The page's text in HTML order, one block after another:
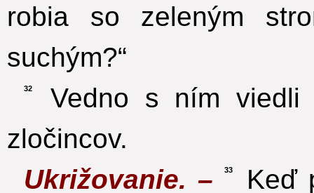
robia so zeleným
suchým?“
32
Vedno s ním viedli
zločincov.
Ukrižovanie. –33
Keď